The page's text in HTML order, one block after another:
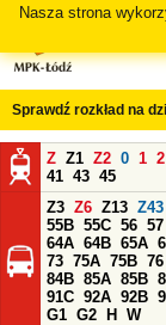
Nasza strona
Sprawdź rozkład na
Z Z1 Z2 0 1 2
41 43 45
Z3 Z6 Z13 Z43
55B 55C 56 57
64A 64B 65A
73 75A 75B 76
84B 85A 85B
91C 92A 92B
G1 G2 H
W